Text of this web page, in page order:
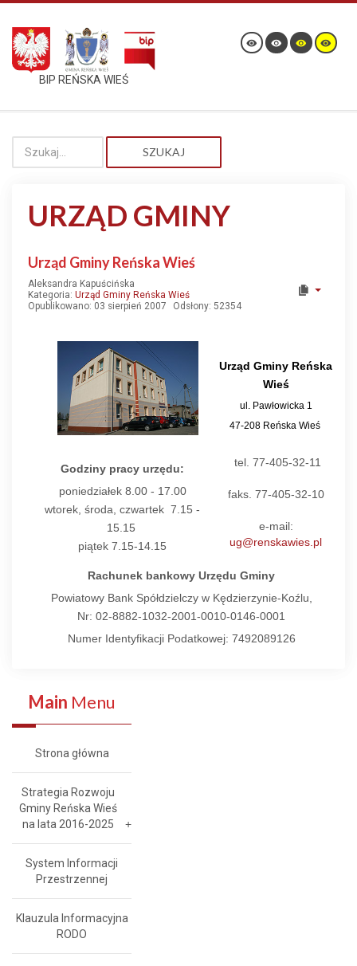
BIP REŃSKA WIEŚ
SZUKAJ
URZĄD GMINY
Urząd Gminy Reńska Wieś
Aleksandra Kapuścińska
Kategoria: Urząd Gminy Reńska Wieś
Opublikowano: 03 sierpień 2007
Odsłony: 52354
Urząd Gminy Reńska
Wieś
ul. Pawłowicka 1
47-208 Reńska Wieś
Godziny pracy urzędu:
poniedziałek 8.00 - 17.00
wtorek, środa, czwartek 7.15 -
15.15
piątek 7.15-14.15
tel. 77-405-32-11
faks. 77-405-32-10
e-mail:
ug@renskawies.pl
Rachunek bankowy Urzędu Gminy
Powiatowy Bank Spółdzielczy w Kędzierzynie-Koźlu,
Nr: 02-8882-1032-2001-0010-0146-0001
Numer Identyfikacji Podatkowej: 7492089126
Main Menu
Strona główna
Strategia Rozwoju
Gminy Reńska Wieś
na lata 2016-2025
System Informacji
Przestrzennej
Klauzula Informacyjna
RODO